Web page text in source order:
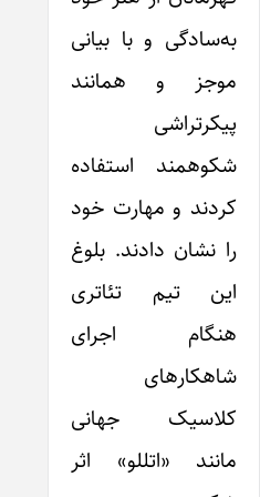
به‌سادگی و با بیانی
موجز و همانند
پیکرتراشی
شکوهمند استفاده
کردند و مهارت خود
را نشان دادند. بلوغ
این تیم تئاتری
هنگام اجرای
شاهکارهای
کلاسیک جهانی
مانند «اتللو» اثر